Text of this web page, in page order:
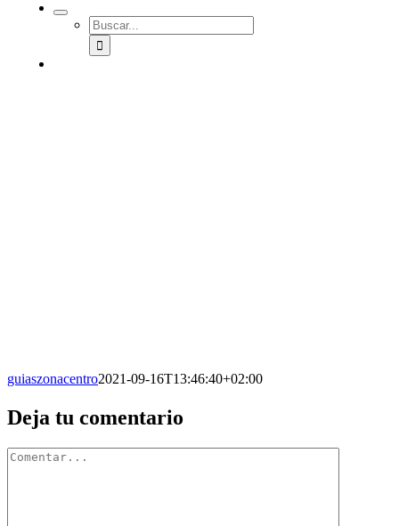
Buscar:
guiaszonacentro2021-09-16T13:46:40+02:00
Facebook
X
Reddit
LinkedIn
WhatsApp
Tumblr
Pinterest
Vk
Correo
electrónico
Deja tu comentario
Comentario